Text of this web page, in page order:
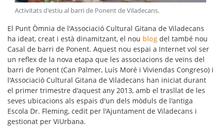
Activitats d'estiu al barri de Ponent de Viladecans.
El Punt Òmnia de l'Associació Cultural Gitana de Viladecans
ha ideat, creat i està dinamitzant, el nou blog del també nou
Casal de barri de Ponent. Aquest nou espai a Internet vol ser
un reflex de la nova etapa que les associacions de veïns del
barri de Ponent (Can Palmer, Luís Moré i Viviendas Congreso) i
l'Associació Cultural Gitana de Viladecans han iniciat durant
el primer trimestre d'aquest any 2013, amb el trasllat de les
seves ubicacions als espais d'un dels mòduls de l'antiga
Escola Dr. Fleming, cedit per l'Ajuntament de Viladecans i
gestionat per ViUrbana.